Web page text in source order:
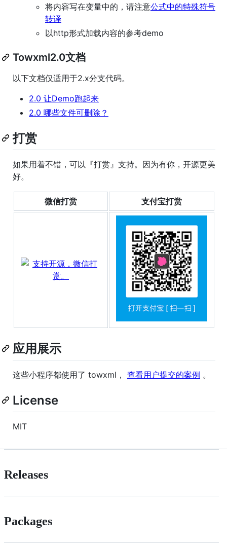
将内容写在变量中的，请注意公式中的特殊符号
转译
以http形式加载内容的参考demo
Towxml2.0文档
以下文档仅适用于2.x分支代码。
2.0 让Demo跑起来
2.0 哪些文件可删除？
打赏
如果用着不错，可以『打赏』支持。因为有你，开源更美
好。
微信打赏 支付宝打赏
应用展示
这些小程序都使用了 towxml， 查看用户提交的案例 。
License
MIT
Releases
Packages